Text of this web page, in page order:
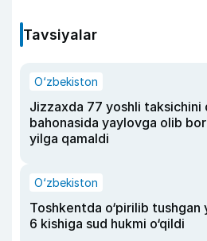
Tavsiyalar
O‘zbekiston
Jizzaxda 77 yoshli taksichini
bahonasida yaylovga olib
yilga qamaldi
O‘zbekiston
Toshkentda o‘pirilib tushgan
6 kishiga sud hukmi o‘qildi